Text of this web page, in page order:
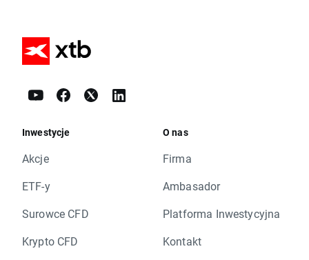
Inwestycje
Akcje
ETF-y
Surowce CFD
Krypto CFD
O nas
Firma
Ambasador
Platforma Inwestycyjna
Kontakt